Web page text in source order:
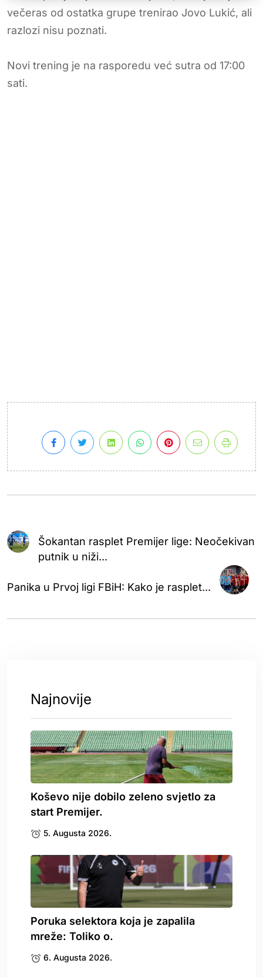
večeras od ostatka grupe trenirao Jovo Lukić, ali
razlozi nisu poznati.
Novi trening je na rasporedu već sutra od 17:00
sati.
Šokantan rasplet Premijer lige: Neočekivan
putnik u niži...
Panika u Prvoj ligi FBiH: Kako je rasplet...
Najnovije
Koševo nije dobilo zeleno svjetlo za
start Premijer.
5. Augusta 2026.
Poruka selektora koja je zapalila
mreže: Toliko o.
6. Augusta 2026.